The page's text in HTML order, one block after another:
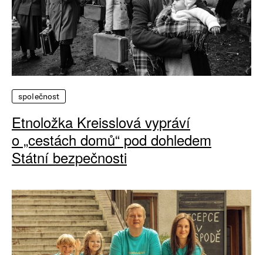
společnost
Etnoložka Kreisslová vypráví
o „cestách domů“ pod dohledem
Státní bezpečnosti